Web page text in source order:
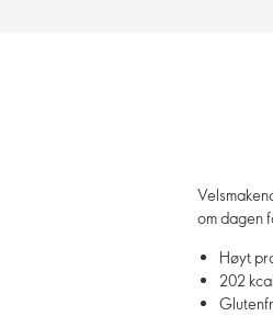
om dagen
Høyt
202